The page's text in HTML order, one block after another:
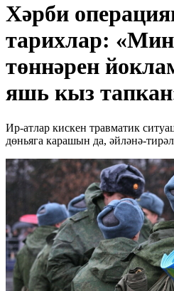
Хәрби
тарихлар:
төннәрен
яшь кыз
Ир-атлар кискен травматик
дөньяга карашын да, әйләнә-